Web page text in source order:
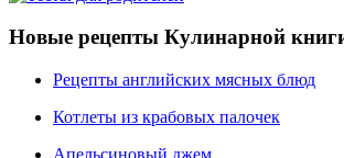
Новые рецепты Кулинарной
Рецепты английских мясных блюд
Котлеты из крабовых палочек
Апельсиновый джем